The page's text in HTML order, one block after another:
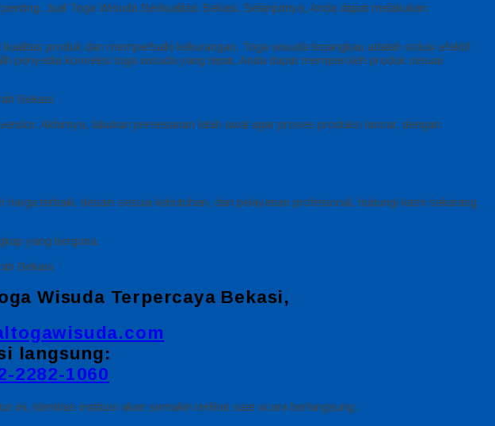
Jual Toga Wisuda Berkualitas Bekasi, Selanjutnya, Anda dapat melakukan
produk dan memperbaiki kekurangan. Toga wisuda terjangkau adalah solusi efektif
penyedia konveksi toga wisuda yang tepat, Anda dapat memperoleh produk sesuai
Akhirnya, lakukan pemesanan lebih awal agar proses produksi lancar, dengan
terbaik, desain sesuai kebutuhan, dan pelayanan profesional, hubungi kami sekarang
yang berguna.
Wisuda Terpercaya Bekasi,
langsung:
2282-1060
ini, identitas institusi akan semakin terlihat saat acara berlangsung.